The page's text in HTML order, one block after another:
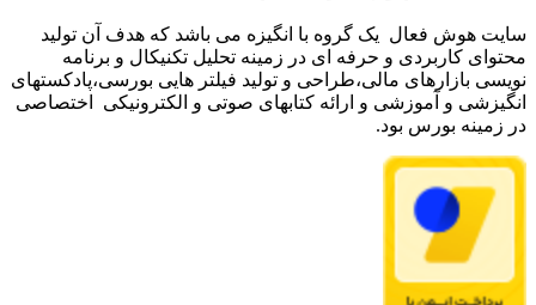
سایت هوش فعال یک گروه با انگیزه می باشد که هدف آن تولید
محتوای کاربردی و حرفه ای در زمینه تحلیل تکنیکال و برنامه
نویسی بازارهای مالی،طراحی و تولید فیلتر هایی بورسی،پادکستهای
انگیزشی و آموزشی و ارائه کتابهای صوتی و الکترونیکی اختصاصی
در زمینه بورس بود.